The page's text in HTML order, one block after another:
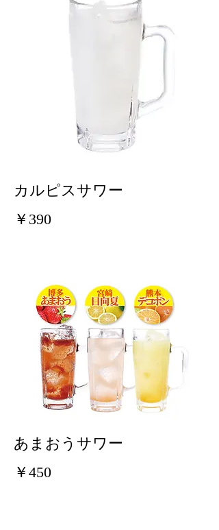
カルピスサワー
￥390
あまおうサワー
￥450